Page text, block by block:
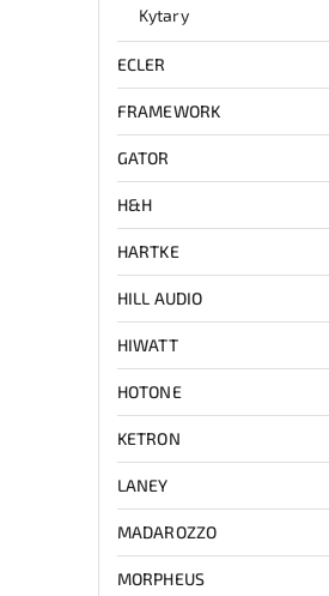
Kytary
ECLER
FRAMEWORK
GATOR
H&H
HARTKE
HILL AUDIO
HIWATT
HOTONE
KETRON
LANEY
MADAROZZO
MORPHEUS